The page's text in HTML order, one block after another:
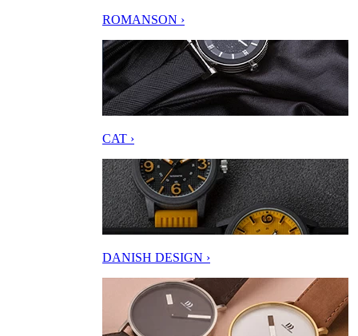
ROMANSON ›
CAT ›
DANISH DESIGN ›